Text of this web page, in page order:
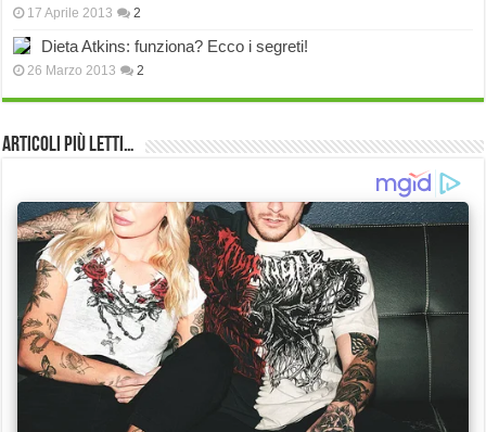
17 Aprile 2013 2
Dieta Atkins: funziona? Ecco i segreti!
26 Marzo 2013 2
Articoli più Letti…